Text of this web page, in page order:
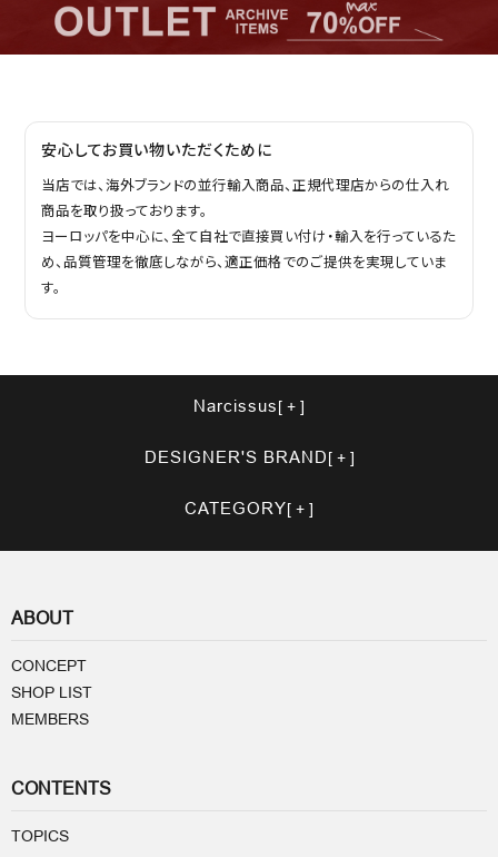
安心してお買い物いただくために
当店では、海外ブランドの並行輸入商品、正規代理店からの仕入れ
商品を取り扱っております。
ヨーロッパを中心に、全て自社で直接買い付け・輸入を行っているた
め、品質管理を徹底しながら、適正価格でのご提供を実現していま
す。
Narcissus
DESIGNER'S BRAND
CATEGORY
ABOUT
CONCEPT
SHOP LIST
MEMBERS
CONTENTS
TOPICS